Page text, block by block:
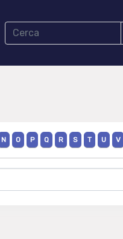
N O P Q R S T U V